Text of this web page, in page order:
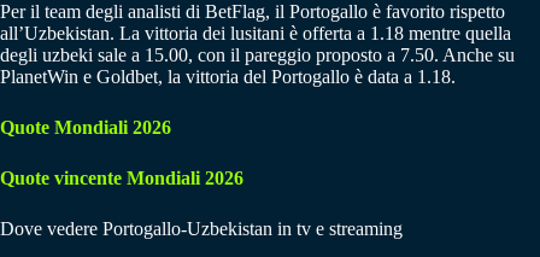
Per il team degli analisti di BetFlag, il Portogallo è favorito rispetto
all’Uzbekistan. La vittoria dei lusitani è offerta a 1.18 mentre quella
degli uzbeki sale a 15.00, con il pareggio proposto a 7.50. Anche su
PlanetWin e Goldbet, la vittoria del Portogallo è data a 1.18.
Quote Mondiali 2026
Quote vincente Mondiali 2026
Dove vedere Portogallo-Uzbekistan in tv e streaming